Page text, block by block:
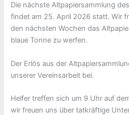
Die nächste Altpapiersammlung
findet am 25. April 2026 statt. Wir
den nächsten Wochen das
blaue Tonne zu werfen.
Der Erlös aus der
unserer Vereinsarbeit bei.
Helfer treffen sich um 9 Uhr auf
wir freuen uns über tatkräftige